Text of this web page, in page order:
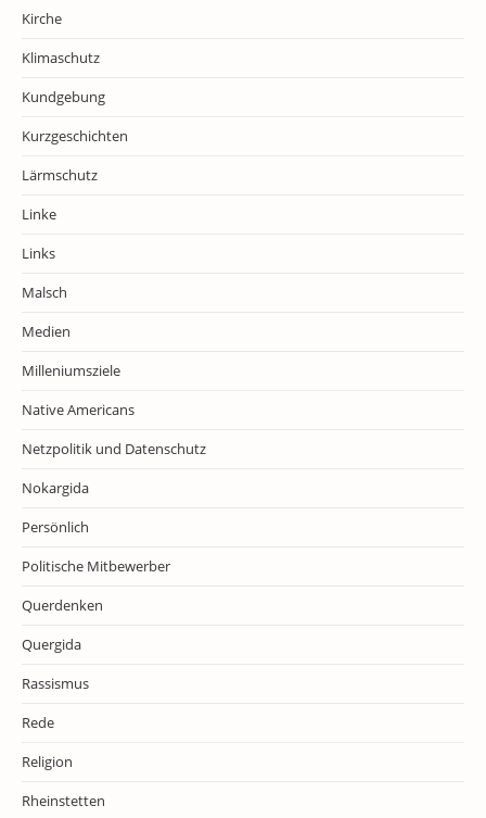
Kirche
Klimaschutz
Kundgebung
Kurzgeschichten
Lärmschutz
Linke
Links
Malsch
Medien
Milleniumsziele
Native Americans
Netzpolitik und Datenschutz
Nokargida
Persönlich
Politische Mitbewerber
Querdenken
Quergida
Rassismus
Rede
Religion
Rheinstetten